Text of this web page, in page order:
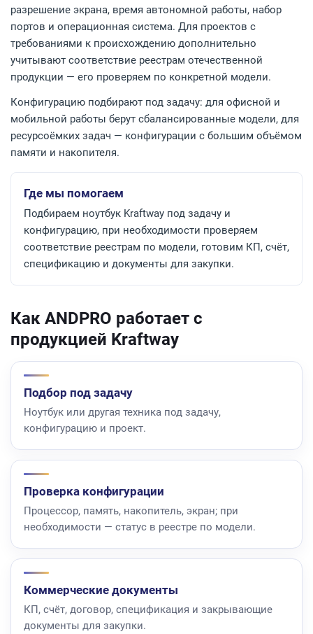
разрешение экрана, время автономной работы, набор
портов и операционная система. Для проектов с
требованиями к происхождению дополнительно
учитывают соответствие реестрам отечественной
продукции — его проверяем по конкретной модели.
Конфигурацию подбирают под задачу: для офисной и
мобильной работы берут сбалансированные модели, для
ресурсоёмких задач — конфигурации с большим объёмом
памяти и накопителя.
Где мы помогаем
Подбираем ноутбук Kraftway под задачу и
конфигурацию, при необходимости проверяем
соответствие реестрам по модели, готовим КП, счёт,
спецификацию и документы для закупки.
Как ANDPRO работает с
продукцией Kraftway
Подбор под задачу
Ноутбук или другая техника под задачу,
конфигурацию и проект.
Проверка конфигурации
Процессор, память, накопитель, экран; при
необходимости — статус в реестре по модели.
Коммерческие документы
КП, счёт, договор, спецификация и закрывающие
документы для закупки.